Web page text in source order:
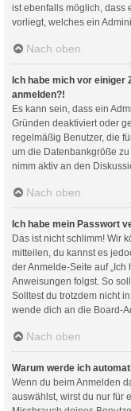
ist ebenfalls möglich, dass
vorliegt, welches ein
Nach oben
Ich habe mich vor einiger
anmelden?!
Es kann sein, dass ein
Gründen deaktiviert oder
regelmäßig Benutzer, die
um die Datenbankgröße
nimm aktiv an den
Nach oben
Ich habe mein Passwort
Das ist nicht schlimm! Wir
mitteilen, du kannst es
der Anmelde-Seite auf
Anweisungen folgst. So
Solltest du trotzdem nicht
wende dich an die Board-
Nach oben
Warum werde ich
Wenn du beim Anmelden
auswählst, wirst du nur für